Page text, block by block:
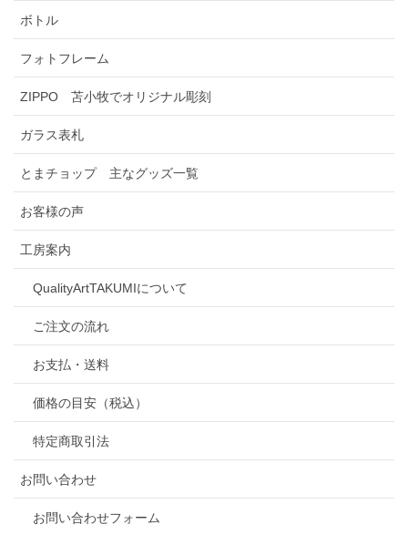
ボトル
フォトフレーム
ZIPPO 苫小牧でオリジナル彫刻
ガラス表札
とまチョップ 主なグッズ一覧
お客様の声
工房案内
QualityArtTAKUMIについて
ご注文の流れ
お支払・送料
価格の目安（税込）
特定商取引法
お問い合わせ
お問い合わせフォーム